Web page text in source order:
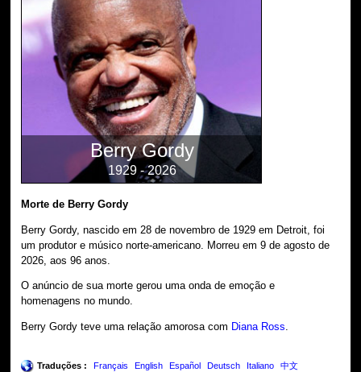
Berry Gordy
1929 - 2026
Morte de Berry Gordy
Berry Gordy, nascido em 28 de novembro de 1929 em Detroit, foi
um produtor e músico norte-americano. Morreu em 9 de agosto de
2026, aos 96 anos.
O anúncio de sua morte gerou uma onda de emoção e
homenagens no mundo.
Berry Gordy teve uma relação amorosa com Diana Ross.
Traduções : Français English Español Deutsch Italiano 中文